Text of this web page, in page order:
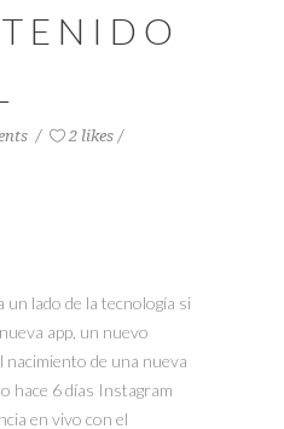
2 likes
un lado de la tecnología si
app, un nuevo
de una nueva
hace 6 días Instagram
en vivo con el